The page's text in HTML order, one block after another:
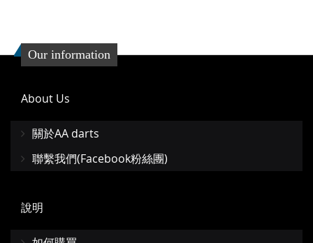
Our information
About Us
關於AA darts
聯繫我們(Facebook粉絲團)
說明